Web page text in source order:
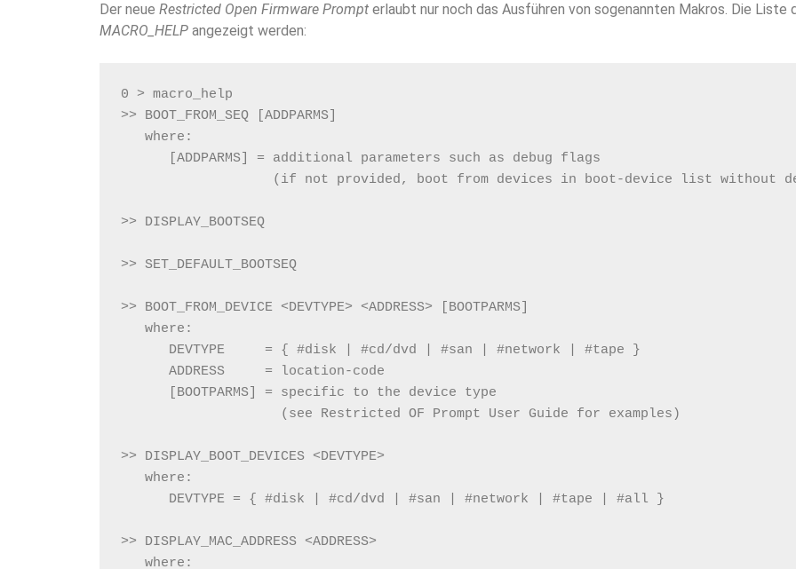
Der neue Restricted Open Firmware Prompt erlaubt nur noch das Ausführen von sogenannten Makros. Die
MACRO_HELP angezeigt werden:
0 > macro_help
>> BOOT_FROM_SEQ [ADDPARMS]
where:
[ADDPARMS] = additional parameters such as debug flags
(if not provided, boot from devices in boot-device list without
>> DISPLAY_BOOTSEQ
>> SET_DEFAULT_BOOTSEQ
>> BOOT_FROM_DEVICE <DEVTYPE> <ADDRESS> [BOOTPARMS]
where:
DEVTYPE     = { #disk | #cd/dvd | #san | #network | #tape }
ADDRESS     = location-code
[BOOTPARMS] = specific to the device type
(see Restricted OF Prompt User Guide for examples)
>> DISPLAY_BOOT_DEVICES <DEVTYPE>
where:
DEVTYPE = { #disk | #cd/dvd | #san | #network | #tape | #all }
>> DISPLAY_MAC_ADDRESS <ADDRESS>
where: